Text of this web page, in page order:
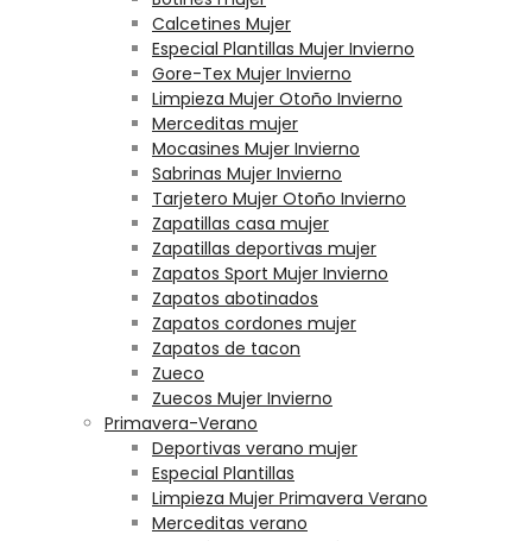
Calcetines Mujer
Especial Plantillas Mujer Invierno
Gore-Tex Mujer Invierno
Limpieza Mujer Otoño Invierno
Merceditas mujer
Mocasines Mujer Invierno
Sabrinas Mujer Invierno
Tarjetero Mujer Otoño Invierno
Zapatillas casa mujer
Zapatillas deportivas mujer
Zapatos Sport Mujer Invierno
Zapatos abotinados
Zapatos cordones mujer
Zapatos de tacon
Zueco
Zuecos Mujer Invierno
Primavera-Verano
Deportivas verano mujer
Especial Plantillas
Limpieza Mujer Primavera Verano
Merceditas verano